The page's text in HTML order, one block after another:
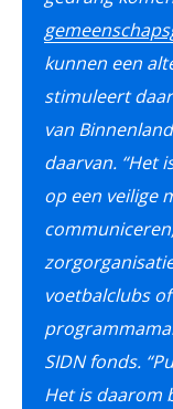
kunnen een
stimuleert
van
daarvan. “Het
op een veilige
voetbalclubs
SIDN fonds.
Het is daarom